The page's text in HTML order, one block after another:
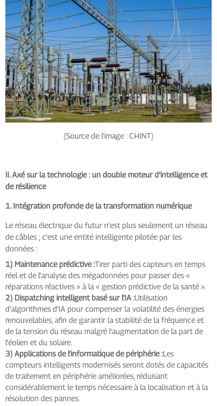
(Source de l'image : CHINT)
II. Axé sur la technologie : un double moteur d’intelligence et
de résilience
1. Intégration profonde de la transformation numérique
Le réseau électrique du futur n'est plus seulement un réseau
de câbles ; c'est une entité intelligente pilotée par les
données :
1) Maintenance prédictive :Tirer parti des capteurs en temps
réel et de l'analyse des mégadonnées pour passer des «
réparations réactives » à la « gestion prédictive de la santé ».
2) Dispatching intelligent basé sur l'IA :Utilisation
d'algorithmes d'IA pour compenser la volatilité des énergies
renouvelables, afin de garantir la stabilité de la fréquence et
de la tension du réseau malgré l'augmentation de la part de
l'éolien et du solaire.
3) Applications de l'informatique de périphérie :Les
compteurs intelligents modernisés seront dotés de capacités
de traitement en périphérie améliorées, réduisant
considérablement le temps nécessaire à la localisation et à la
résolution des pannes.